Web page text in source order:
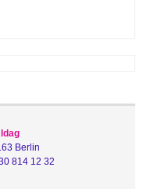
Berlin
814 12 32